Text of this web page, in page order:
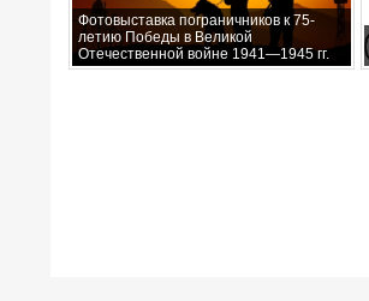
Фотовыставка пограничников к 75-
летию Победы в Великой
Отечественной войне 1941—1945 гг.